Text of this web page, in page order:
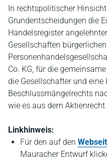
In rechtspolitischer
Grundentscheidungen die
Handelsregister
Gesellschaften
Co. KG, für die
die Gesellschafter und
Beschlussmängelrechts
wie es aus dem
Linkhinweis:
Für den auf den
Mauracher Entwurf